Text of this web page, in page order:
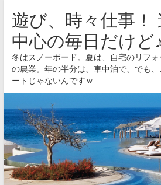
遊び、時々仕事！
中心の毎日だけど♪
冬はスノーボード。夏は、自宅のリフ
の農業。年の半分は、車中泊で、でも、
ートじゃないんですｗ